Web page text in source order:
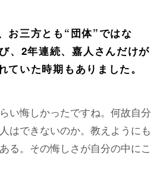
三方とも“団体”ではな
、2年連続、嘉人さんだけが
ていた時期もありました。
い悔しかったですね。何故自分
はできないのか。教えようにも
る。その悔しさが自分の中にこ